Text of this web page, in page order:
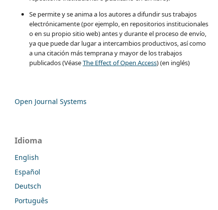
Se permite y se anima a los autores a difundir sus trabajos
electrónicamente (por ejemplo, en repositorios institucionales
o en su propio sitio web) antes y durante el proceso de envío,
ya que puede dar lugar a intercambios productivos, así como
a una citación más temprana y mayor de los trabajos
publicados (VéaseThe Effect of Open Access) (en inglés)
Open Journal Systems
Idioma
English
Español
Deutsch
Português